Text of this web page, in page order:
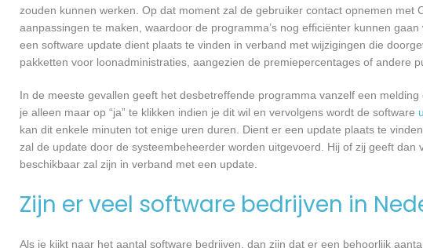
zouden kunnen werken. Op dat moment zal de gebruiker contact opnemen
aanpassingen te maken, waardoor de programma’s nog efficiënter kunnen
een software update dient plaats te vinden in verband met wijzigingen die
pakketten voor loonadministraties, aangezien de premiepercentages of andere
In de meeste gevallen geeft het desbetreffende programma vanzelf een
je alleen maar op “ja” te klikken indien je dit wil en vervolgens wordt de software
kan dit enkele minuten tot enige uren duren. Dient er een update plaats te
zal de update door de systeembeheerder worden uitgevoerd. Hij of zij geeft
beschikbaar zal zijn in verband met een update.
Zijn er veel software bedrijven in
Als je kijkt naar het aantal software bedrijven, dan zijn dat er een behoorlijk